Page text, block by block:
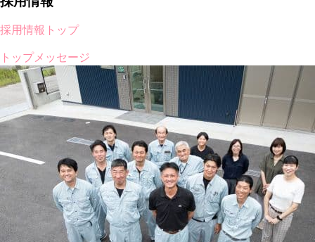
採用情報トップ
トップメッセージ